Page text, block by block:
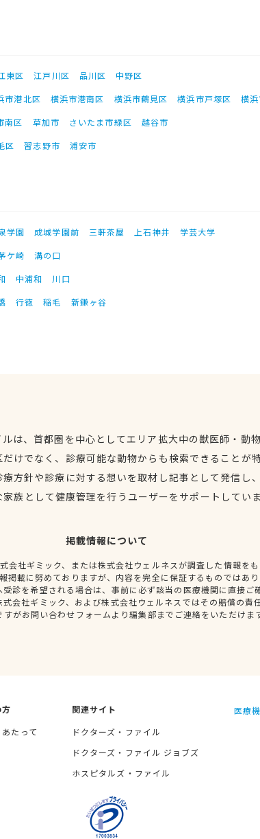
東区 江戸川区 品川区
中野区
市港北区 横浜市港南区 横浜市鶴見区 横浜市戸塚区
横
南区 草加市 さいたま市緑区
越谷市
区 習志野市 浦安市
学園 成城学園前 三軒茶屋 上石神井
学芸大学
ケ崎
溝の口
中浦和
川口
行徳 稲毛 新鎌ヶ谷
は、首都圏を中心としてエリア拡大中の獣医師・動
けでなく、診療可能な動物からも検索できることが
方針や診療に対する想いを取材し記事として発信し
族として健康管理を行うユーザーをサポートしてい
掲載情報について
会社ギミック、または株式会社ウェルネスが調査した情報を
掲載に努めておりますが、内容を完全に保証するものではあ
診を希望される場合は、事前に必ず該当の医療機関に直接ご
会社ギミック、および株式会社ウェルネスではその賠償の責
がお問い合わせフォームより編集部までご連絡をいただけま
たって
関連サイト
ドクターズ・ファイル
ドクターズ・ファイル ジョブズ
ホスピタルズ・ファイル
医療